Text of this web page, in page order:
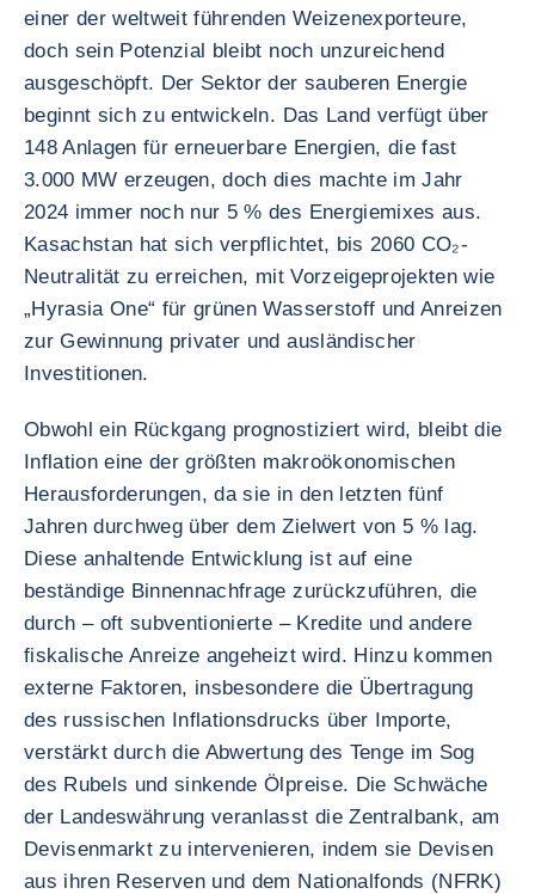
einer der weltweit führenden Weizenexporteure,
doch sein Potenzial bleibt noch unzureichend
ausgeschöpft. Der Sektor der sauberen Energie
beginnt sich zu entwickeln. Das Land verfügt über
148 Anlagen für erneuerbare Energien, die fast
3.000 MW erzeugen, doch dies machte im Jahr
2024 immer noch nur 5 % des Energiemixes aus.
Kasachstan hat sich verpflichtet, bis 2060 CO₂-
Neutralität zu erreichen, mit Vorzeigeprojekten wie
„Hyrasia One“ für grünen Wasserstoff und Anreizen
zur Gewinnung privater und ausländischer
Investitionen.
Obwohl ein Rückgang prognostiziert wird, bleibt die
Inflation eine der größten makroökonomischen
Herausforderungen, da sie in den letzten fünf
Jahren durchweg über dem Zielwert von 5 % lag.
Diese anhaltende Entwicklung ist auf eine
beständige Binnennachfrage zurückzuführen, die
durch – oft subventionierte – Kredite und andere
fiskalische Anreize angeheizt wird. Hinzu kommen
externe Faktoren, insbesondere die Übertragung
des russischen Inflationsdrucks über Importe,
verstärkt durch die Abwertung des Tenge im Sog
des Rubels und sinkende Ölpreise. Die Schwäche
der Landeswährung veranlasst die Zentralbank, am
Devisenmarkt zu intervenieren, indem sie Devisen
aus ihren Reserven und dem Nationalfonds (NFRK)